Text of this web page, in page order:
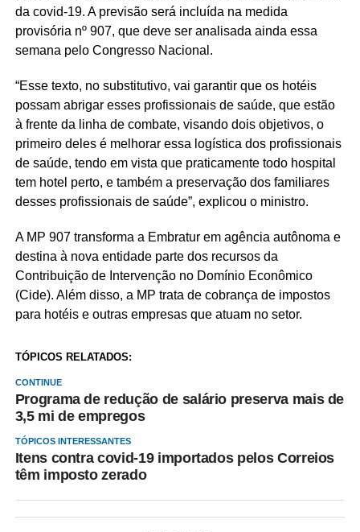
da covid-19. A previsão será incluída na medida
provisória nº 907, que deve ser analisada ainda essa
semana pelo Congresso Nacional.
“Esse texto, no substitutivo, vai garantir que os hotéis
possam abrigar esses profissionais de saúde, que estão
à frente da linha de combate, visando dois objetivos, o
primeiro deles é melhorar essa logística dos profissionais
de saúde, tendo em vista que praticamente todo hospital
tem hotel perto, e também a preservação dos familiares
desses profissionais de saúde”, explicou o ministro.
A MP 907 transforma a Embratur em agência autônoma e
destina à nova entidade parte dos recursos da
Contribuição de Intervenção no Domínio Econômico
(Cide). Além disso, a MP trata de cobrança de impostos
para hotéis e outras empresas que atuam no setor.
TÓPICOS RELATADOS:
CONTINUE
Programa de redução de salário preserva mais de
3,5 mi de empregos
TÓPICOS INTERESSANTES
Itens contra covid-19 importados pelos Correios
têm imposto zerado